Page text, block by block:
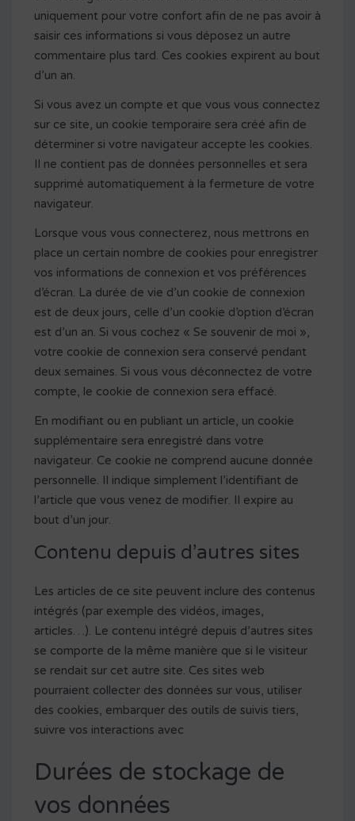
uniquement pour votre confort afin de ne pas avoir à
saisir ces informations si vous déposez un autre
commentaire plus tard. Ces cookies expirent au bout
d’un an.
Si vous avez un compte et que vous vous connectez
sur ce site, un cookie temporaire sera créé afin de
déterminer si votre navigateur accepte les cookies.
Il ne contient pas de données personnelles et sera
supprimé automatiquement à la fermeture de votre
navigateur.
Lorsque vous vous connecterez, nous mettrons en
place un certain nombre de cookies pour enregistrer
vos informations de connexion et vos préférences
d’écran. La durée de vie d’un cookie de connexion
est de deux jours, celle d’un cookie d’option d’écran
est d’un an. Si vous cochez « Se souvenir de moi »,
votre cookie de connexion sera conservé pendant
deux semaines. Si vous vous déconnectez de votre
compte, le cookie de connexion sera effacé.
En modifiant ou en publiant un article, un cookie
supplémentaire sera enregistré dans votre
navigateur. Ce cookie ne comprend aucune donnée
personnelle. Il indique simplement l’identifiant de
l’article que vous venez de modifier. Il expire au
bout d’un jour.
Contenu depuis d’autres sites
Les articles de ce site peuvent inclure des contenus
intégrés (par exemple des vidéos, images,
articles…). Le contenu intégré depuis d’autres sites
se comporte de la même manière que si le visiteur
se rendait sur cet autre site. Ces sites web
pourraient collecter des données sur vous, utiliser
des cookies, embarquer des outils de suivis tiers,
suivre vos interactions avec
Durées de stockage de
vos données